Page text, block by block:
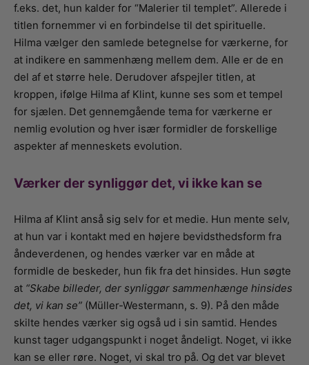
f.eks. det, hun kalder for “Malerier til templet”. Allerede i
titlen fornemmer vi en forbindelse til det spirituelle.
Hilma vælger den samlede betegnelse for værkerne, for
at indikere en sammenhæng mellem dem. Alle er de en
del af et større hele. Derudover afspejler titlen, at
kroppen, ifølge Hilma af Klint, kunne ses som et tempel
for sjælen. Det gennemgående tema for værkerne er
nemlig evolution og hver især formidler de forskellige
aspekter af menneskets evolution.
Værker der synliggør det, vi ikke kan se
Hilma af Klint anså sig selv for et medie. Hun mente selv,
at hun var i kontakt med en højere bevidsthedsform fra
åndeverdenen, og hendes værker var en måde at
formidle de beskeder, hun fik fra det hinsides. Hun søgte
at “Skabe billeder, der synliggør sammenhænge hinsides
det, vi kan se” (Müller-Westermann, s. 9). På den måde
skilte hendes værker sig også ud i sin samtid. Hendes
kunst tager udgangspunkt i noget åndeligt. Noget, vi ikke
kan se eller røre. Noget, vi skal tro på. Og det var blevet